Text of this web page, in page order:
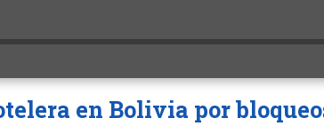
en Bolivia por